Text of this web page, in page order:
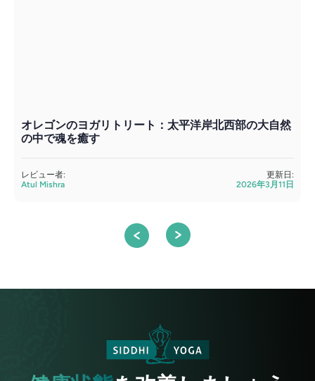
オレゴンのヨガリトリート：太平洋岸北西部の大自然
の中で魂を癒す
レビュー者:
Atul Mishra
更新日:
2026年3月11日